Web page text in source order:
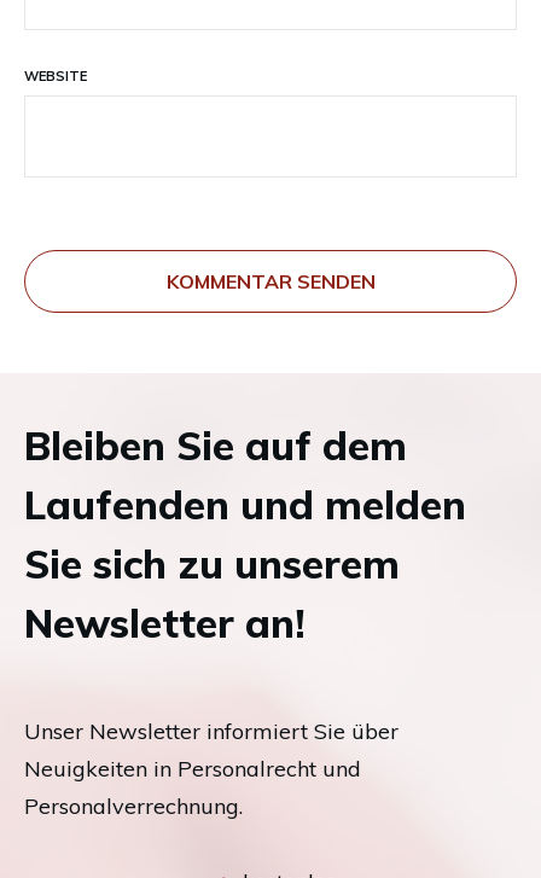
WEBSITE
KOMMENTAR SENDEN
Bleiben Sie auf dem
Laufenden und melden
Sie sich zu unserem
Newsletter an!
Unser Newsletter informiert Sie über
Neuigkeiten in Personalrecht und
Personalverrechnung.